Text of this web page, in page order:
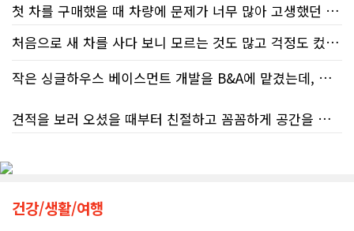
첫 차를 구매했을 때 차량에 문제가 너무 많아 고생했던 경험이 있어서, 이번에는 정말 신중하게 고민하고 꼼꼼하게 알아본 후 차를 구매하고 싶었습니다. 그러던 중 사우스포인트의 박문호 딜러님을 만나면서 그동안의 고민이 모두 해결되었습니다.
처음 차량을 선택하는 과정부터 저에게 맞는 차량을 추천해 주셨고, 그 차량의 장단점과 다양한 기능까지 하나하나 자세하게 설명해 주셔서 큰 도움이 되었습니다. 원래는 새 차를 받기까지 4~5개월 정도 기다려야 한다고 들었는데, 딜러님의 노력 덕분에 한 달 만에 차량을 받을 수 있었습니다.
그동안 만났던 딜러분들은 차량을 판매하는 데 집중하시는 경우가 많았는데, 박문호 딜러님은 고객의 입장에서 무엇이 가장 좋은 선택인지 먼저 생각해 주셨습니다. 마치 가족을 대하듯 작은 부분까지 세심하게 챙겨 주시는 모습에 큰 감동을 받았습니다.
좋은 차를 구매할 수 있도록 끝까지 최선을 다해 주시고, 늘 친절하고 세심하게 도와주신 박문호 딜러님께 진심으로 감사드립니다. 주변에 차량 구매를 고민하는 분이 있다면 자신 있게 추천드리고 싶은 최고의 딜러님입니다.
처음으로 새 차를 사다 보니 모르는 것도 많고 걱정도 컸는데 박문호 딜러님 덕분에 전 과정이 너무나 편안하고 만족스러웠습니다! 상담하는 내내 꼼꼼하게 설명해 주신 것은 물론, 복잡한 서류 절차와 차량 옵션 체크까지 세심하게 챙겨주셔서 마음이 정말 든든했습니다. 차량 출고 날에도 긴 시간 할애해 가며 기능을 친절하게 하나하나 설명해 주셔서 큰 도움이 되었는데요, 특히 정비사 출신이셔서 그런지 디테일한 부분까지 전문적으로 말씀해 주셔서 신뢰가 팍팍 갔습니다 ?? 다른분 리뷰에도 있지만 마지막에 "진짜 서비스는 이제부터 시작"이라는 진심어린 말씀에는 깊은 감동을 받았습니다. 앞으로 주변에 차 구매하려는 분이 있다면 무조건 박문호 딜러님 강력 추천입니다! 신경 써주셔서 진심으로 감사드리며, 늘 건강하시고 번창하시길 바랍니다 :)
작은 싱글하우스 베이스먼트 개발을 B&A에 맡겼는데, 처음부터 끝까지 정말 만족스러운 경험이었습니다.
견적을 보러 오셨을 때부터 친절하고 꼼꼼하게 공간을 확인해 주셨고, 여러 옵션이 포함된 견적 금액도 다른 업체들과 비교했을 때 매우 합리적이었습니다.
저희 집은 사이드 도어가 없어 작업하시기 불편하셨을 텐데도 항상 밝은 모습으로 오셔서 성실하게 작업해 주셨습니다. 공사 중에도 진행 상황과 앞으로의 작업 계획을 수시로 자세히 설명해 주셔서 믿고 맡길 수 있었고, 세심한 소통에 큰 만족을 느꼈습니다.
공사가 끝난 후에는 마무리 점검까지 꼼꼼하게 진행해 주시는 모습에서 전문성과 책임감을 느낄 수 있었습니다.
건강/생활/여행